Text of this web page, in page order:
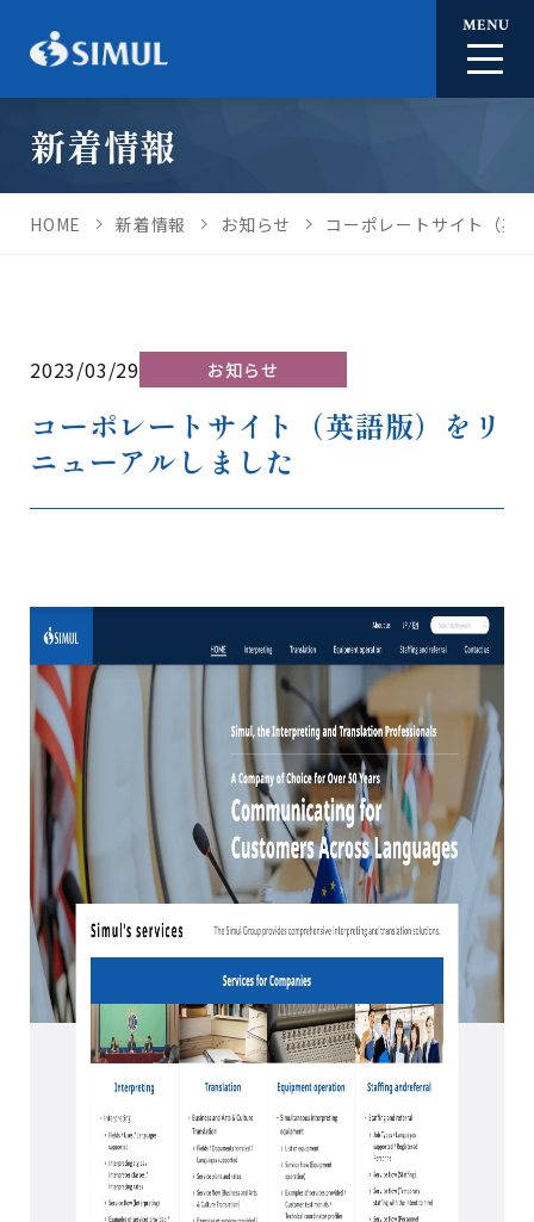
MENU
新着情報
HOME 新着情報 お知らせ コーポレートサイト（英
2023/03/29 お知らせ
コーポレートサイト（英語版）をリ
ニューアルしました